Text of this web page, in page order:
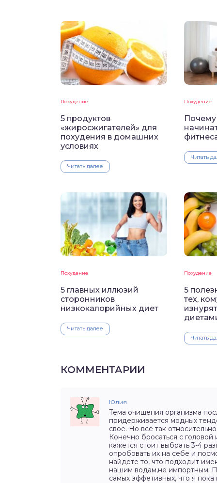
Похудение
5 продуктов
«жиросжигателей» для
похудения в домашних
условиях
Читать далее
Похудение
Читать
Похудение
5 главных иллюзий
сторонников
низкокалорийных диет
Читать далее
Похудение
5
тех,
Читать
КОММЕНТАРИИ
Юлия
Тема очищения организма
придерживается модных
своё. Но всё так
Конечно бросаться с
кажется стоит выбрать 3-4
опробовать их на себе и
найдёте то, что подходит
нашим водам,не импортным.
самых эффетивных, что я